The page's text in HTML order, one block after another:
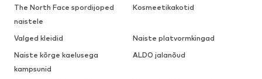
The North Face spordijoped
naistele
Kosmeetikakotid
Valged kleidid
Naiste platvormkingad
Naiste kõrge kaelusega
kampsunid
ALDO jalanõud